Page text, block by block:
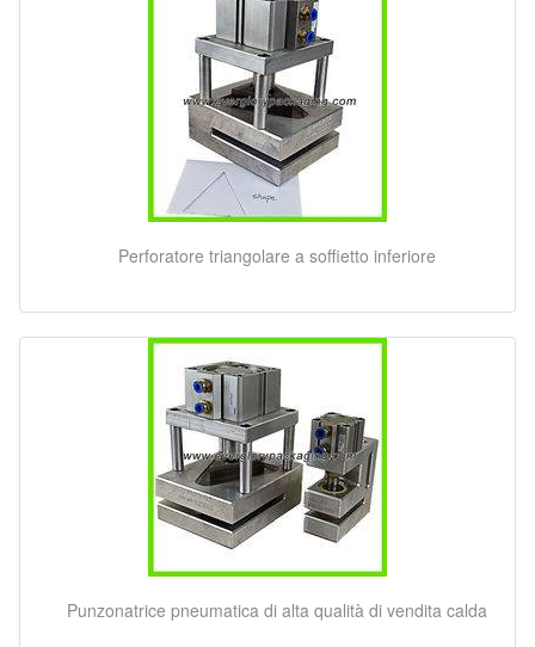
Perforatore triangolare a soffietto inferiore
Punzonatrice pneumatica di alta qualità di vendita calda